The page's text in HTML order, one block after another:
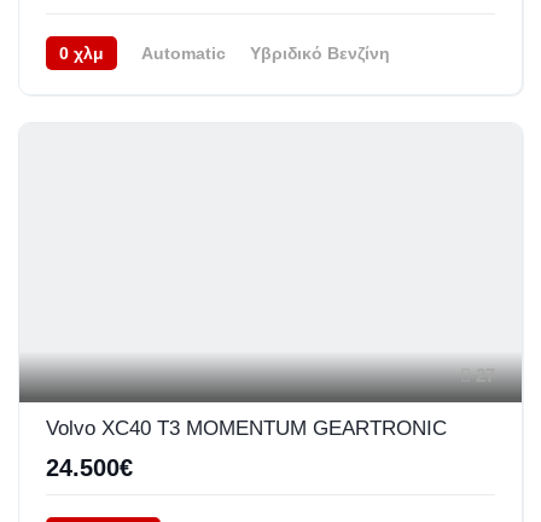
0 χλμ Automatic
Υβριδικό Βενζίνη
27
Volvo XC40 T3 MOMENTUM GEARTRONIC
24.500€